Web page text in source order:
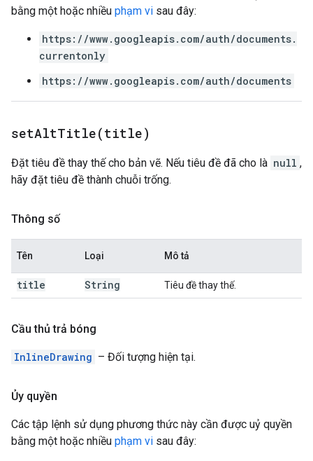
bằng một hoặc nhiều phạm vi sau đây:
https://www.googleapis.com/auth/documents.
currentonly
https://www.googleapis.com/auth/documents
setAltTitle(title)
Đặt tiêu đề thay thế cho bản vẽ. Nếu tiêu đề đã cho là null ,
hãy đặt tiêu đề thành chuỗi trống.
Thông số
Tên Loại Mô tả
title String Tiêu đề thay thế.
Cầu thủ trả bóng
InlineDrawing – Đối tượng hiện tại.
Ủy quyền
Các tập lệnh sử dụng phương thức này cần được uỷ quyền
bằng một hoặc nhiều phạm vi sau đây: